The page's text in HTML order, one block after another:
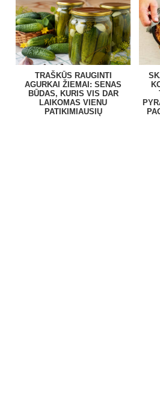
TRAŠKŪS RAUGINTI
AGURKAI ŽIEMAI: SENAS
BŪDAS, KURIS VIS DAR
LAIKOMAS VIENU
PATIKIMIAUSIŲ